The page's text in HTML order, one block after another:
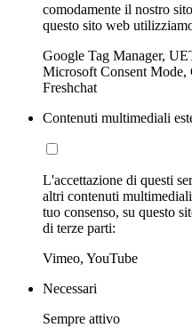
comodamente il nostro
questo sito web
Google Tag Manager,
Microsoft Consent Mode,
Freshchat
Contenuti multimediali
L'accettazione di questi
altri contenuti
tuo consenso, su questo
di terze parti:
Vimeo, YouTube
Necessari
Sempre attivo